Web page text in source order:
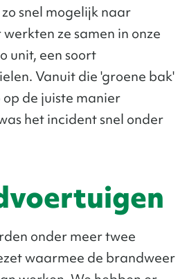
snel mogelijk naar
ze samen in onze
unit, een soort
Vanuit die 'groene bak'
de juiste manier
het incident snel onder
onder meer twee
waarmee de brandweer